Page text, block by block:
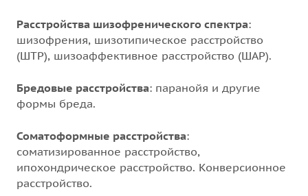
Расстройства шизофренического спектра:
шизофрения, шизотипическое расстройство
(ШТР), шизоаффективное расстройство (ШАР).
Бредовые расстройства: паранойя и другие
формы бреда.
Соматоформные расстройства:
соматизированное расстройство,
ипохондрическое расстройство. Конверсионное
расстройство.